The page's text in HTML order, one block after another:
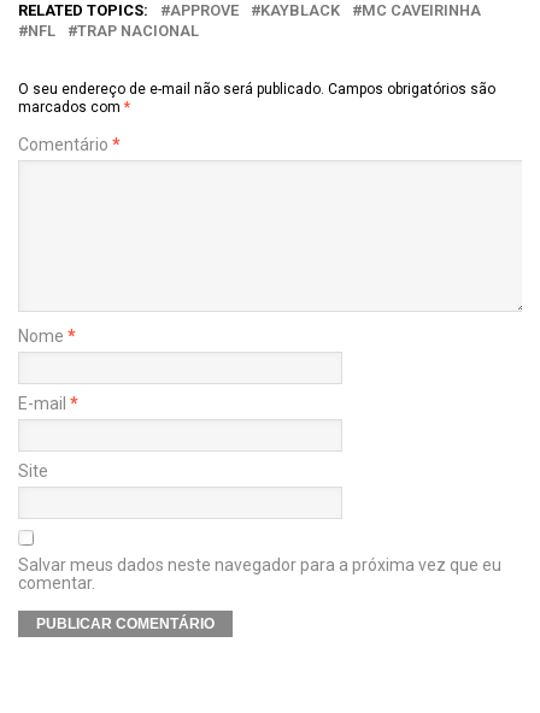
RELATED TOPICS: APPROVE KAYBLACK
MC CAVEIRINHA
NFL
TRAP NACIONAL
O seu endereço de e-mail não será publicado. Campos obrigatórios são
marcados com *
Comentário *
Nome *
E-mail *
Site
Salvar meus dados neste navegador para a próxima vez que eu
comentar.